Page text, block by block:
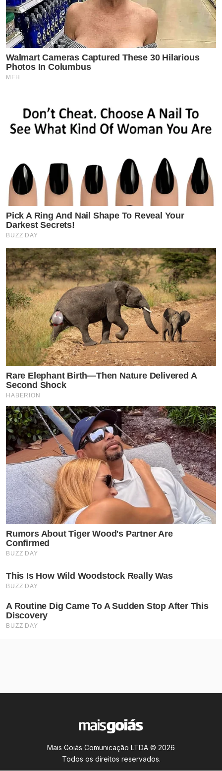
Mais Goiás Comunicação LTDA © 2026
Todos os direitos reservados.